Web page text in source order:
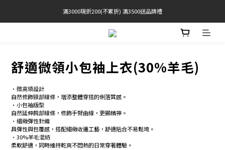
官網限定! 滿千免運(僅限台灣本島)
滿3000現折200(不累折) 滿3500送品牌禮
BRATOP專區買三送一 | 指定專區買一送一
舒適微領小包袖上衣(30%羊毛)
•微高領設計
自然修飾頸部線條，增添整體穿搭的俐落質感。
•小包袖版型
自然延伸肩部線條，修飾手臂曲線，更顯精神。
•細緻彈性針織
具彈性與包覆感，搭配細緻收邊工藝，舒適貼合不易鬆垮。
•30%羊毛混紡
柔軟舒適，同時維持乾爽不悶熱的日常穿著體驗。